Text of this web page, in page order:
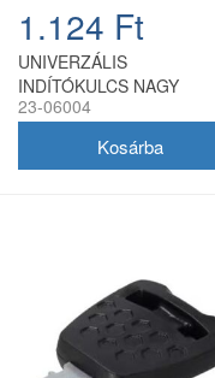
1.124 Ft
UNIVERZÁLIS
INDÍTÓKULCS NAGY
23-06004